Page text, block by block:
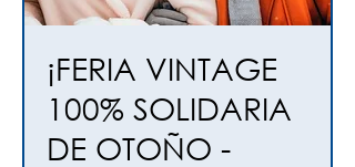
¡FERIA VINTAGE
100% SOLIDARIA
DE OTOÑO -